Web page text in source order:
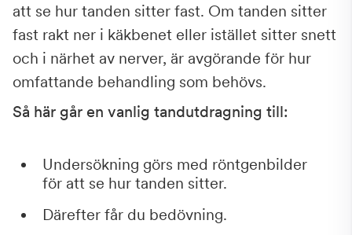
att se hur tanden sitter fast. Om tanden sitter
fast rakt ner i käkbenet eller istället sitter snett
och i närhet av nerver, är avgörande för hur
omfattande behandling som behövs.
Så här går en vanlig tandutdragning till:
Undersökning görs med röntgenbilder
för att se hur tanden sitter.
Därefter får du bedövning.